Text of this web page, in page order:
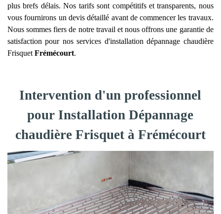
plus brefs délais. Nos tarifs sont compétitifs et transparents, nous
vous fournirons un devis détaillé avant de commencer les travaux.
Nous sommes fiers de notre travail et nous offrons une garantie de
satisfaction pour nos services d'installation dépannage chaudière
Frisquet Frémécourt.
Intervention d'un professionnel
pour Installation Dépannage
chaudière Frisquet à Frémécourt